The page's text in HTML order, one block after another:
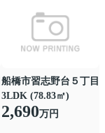
船橋市習志野台５丁目
3LDK (78.83㎡)
2,690万円